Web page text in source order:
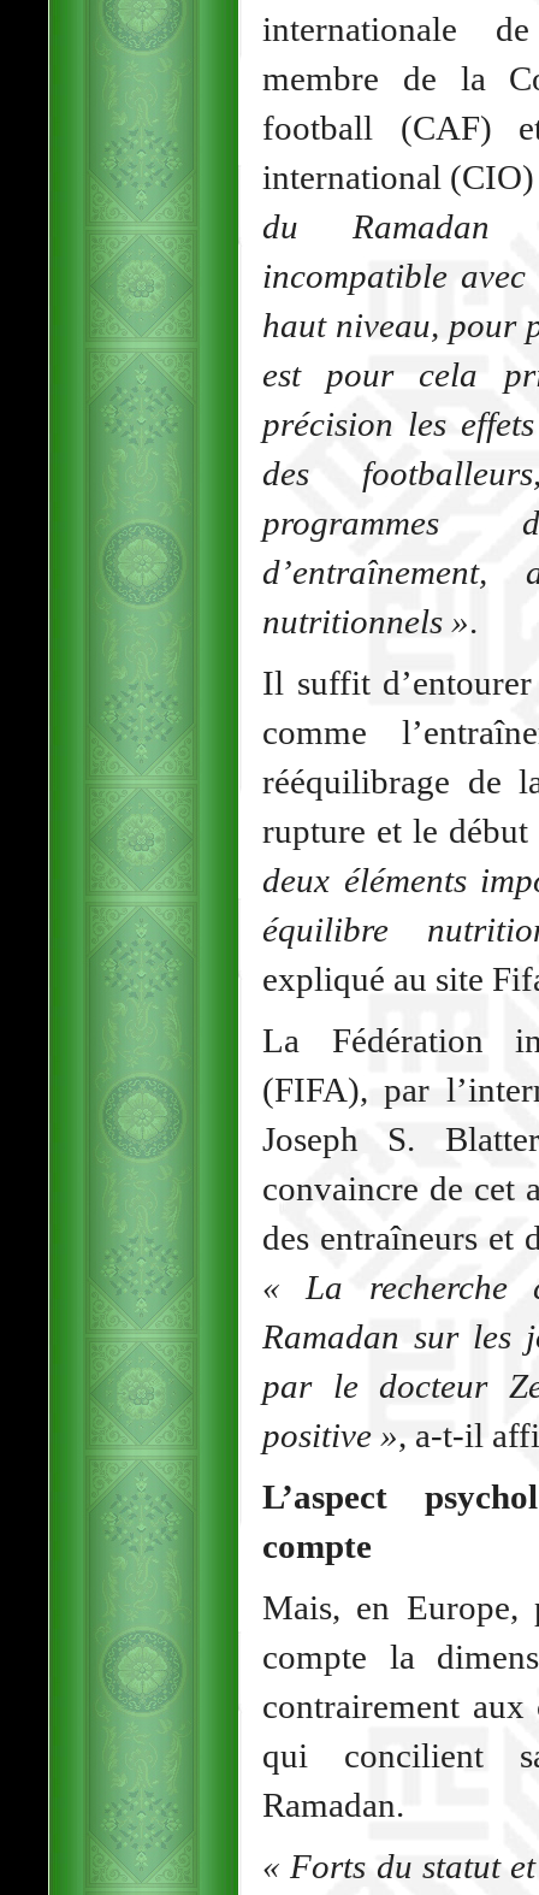
internationale
membre de la
football (CAF)
international
du Ramadan
incompatible
haut niveau, pour
est pour cela
précision les
des
nutritionnels ».
Il suffit
comme
rééquilibrage de
rupture et le
deux éléments
équilibre
expliqué au site
La Fédération
(FIFA), par
Joseph S.
convaincre de cet
des entraîneurs et
« La recherche
Ramadan sur les
par le docteur
positive », a-t-il
L’aspect
compte
Mais, en Europe,
compte la
contrairement aux
qui concilient
Ramadan.
« Forts du statut